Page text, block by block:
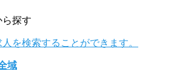
を検索することができます。
域